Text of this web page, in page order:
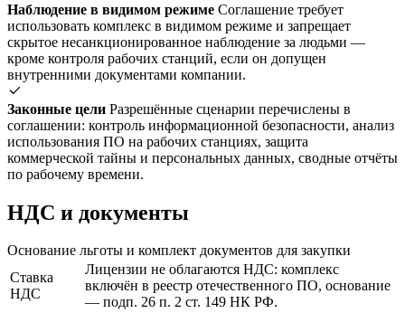
Наблюдение в видимом режиме Соглашение требует
использовать комплекс в видимом режиме и запрещает
скрытое несанкционированное наблюдение за людьми —
кроме контроля рабочих станций, если он допущен
внутренними документами компании.
Законные цели Разрешённые сценарии перечислены в
соглашении: контроль информационной безопасности, анализ
использования ПО на рабочих станциях, защита
коммерческой тайны и персональных данных, сводные отчёты
по рабочему времени.
НДС и документы
Основание льготы и комплект документов для закупки
Ставка
НДС
Лицензии не облагаются НДС: комплекс
включён в реестр отечественного ПО, основание
— подп. 26 п. 2 ст. 149 НК РФ.